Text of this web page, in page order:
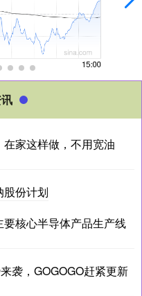
家这样做，不用宽油
股份计划
核心半导体产品生产线
袭，GOGOGO赶紧更新